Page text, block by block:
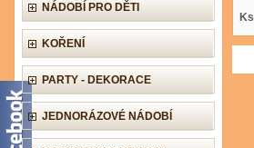
NÁDOBÍ PRO DĚTI
KOŘENÍ
PARTY - DEKORACE
JEDNORÁZOVÉ NÁDOBÍ
Ks